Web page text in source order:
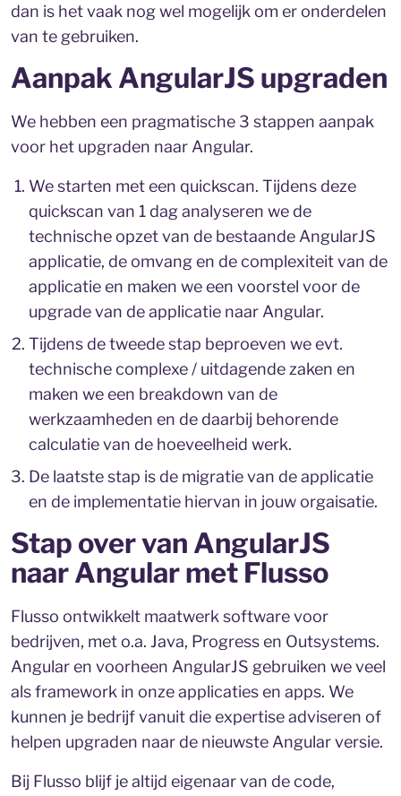
dan is het vaak nog wel mogelijk om er onderdelen
van te gebruiken.
Aanpak AngularJS upgraden
We hebben een pragmatische 3 stappen aanpak
voor het upgraden naar Angular.
We starten met een quickscan. Tijdens deze
quickscan van 1 dag analyseren we de
technische opzet van de bestaande AngularJS
applicatie, de omvang en de complexiteit van de
applicatie en maken we een voorstel voor de
upgrade van de applicatie naar Angular.
Tijdens de tweede stap beproeven we evt.
technische complexe / uitdagende zaken en
maken we een breakdown van de
werkzaamheden en de daarbij behorende
calculatie van de hoeveelheid werk.
De laatste stap is de migratie van de applicatie
en de implementatie hiervan in jouw orgaisatie.
Stap over van AngularJS
naar Angular met Flusso
Flusso ontwikkelt maatwerk software voor
bedrijven, met o.a. Java, Progress en Outsystems.
Angular en voorheen AngularJS gebruiken we veel
als framework in onze applicaties en apps. We
kunnen je bedrijf vanuit die expertise adviseren of
helpen upgraden naar de nieuwste Angular versie.
Bij Flusso blijf je altijd eigenaar van de code,